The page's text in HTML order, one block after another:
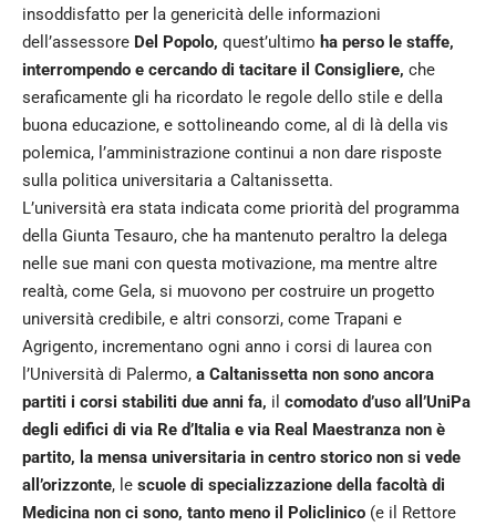
insoddisfatto per la genericità delle informazioni
dell’assessore Del Popolo, quest’ultimo ha perso le staffe,
interrompendo e cercando di tacitare il Consigliere, che
seraficamente gli ha ricordato le regole dello stile e della
buona educazione, e sottolineando come, al di là della vis
polemica, l’amministrazione continui a non dare risposte
sulla politica universitaria a Caltanissetta.
L’università era stata indicata come priorità del programma
della Giunta Tesauro, che ha mantenuto peraltro la delega
nelle sue mani con questa motivazione, ma mentre altre
realtà, come Gela, si muovono per costruire un progetto
università credibile, e altri consorzi, come Trapani e
Agrigento, incrementano ogni anno i corsi di laurea con
l’Università di Palermo, a Caltanissetta non sono ancora
partiti i corsi stabiliti due anni fa, il comodato d’uso all’UniPa
degli edifici di via Re d’Italia e via Real Maestranza non è
partito, la mensa universitaria in centro storico non si vede
all’orizzonte, le scuole di specializzazione della facoltà di
Medicina non ci sono, tanto meno il Policlinico (e il Rettore